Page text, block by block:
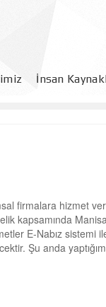
İnsan
firmalara hizmet
kapsamında
E-Nabız
Şu anda